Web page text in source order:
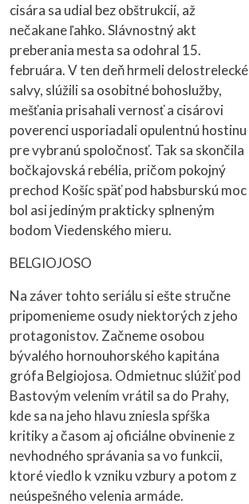
cisára sa udial bez obštrukcií, až
nečakane ľahko. Slávnostný akt
preberania mesta sa odohral 15.
februára. V ten deň hrmeli delostrelecké
salvy, slúžili sa osobitné bohoslužby,
mešťania prisahali vernosť a cisárovi
poverenci usporiadali opulentnú hostinu
pre vybranú spoločnosť. Tak sa skončila
bočkajovská rebélia, pričom pokojný
prechod Košíc späť pod habsburskú moc
bol asi jediným prakticky splneným
bodom Viedenského mieru.
BELGIOJOSO
Na záver tohto seriálu si ešte stručne
pripomenieme osudy niektorých z jeho
protagonistov. Začneme osobou
bývalého hornouhorského kapitána
grófa Belgiojosa. Odmietnuc slúžiť pod
Bastovým velením vrátil sa do Prahy,
kde sa na jeho hlavu zniesla spŕška
kritiky a časom aj oficiálne obvinenie z
nevhodného správania sa vo funkcii,
ktoré viedlo k vzniku vzbury a potom z
neúspešného velenia armáde.